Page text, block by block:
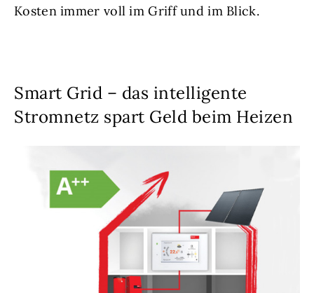
Kosten immer voll im Griff und im Blick.
Smart Grid – das intelligente
Stromnetz spart Geld beim Heizen